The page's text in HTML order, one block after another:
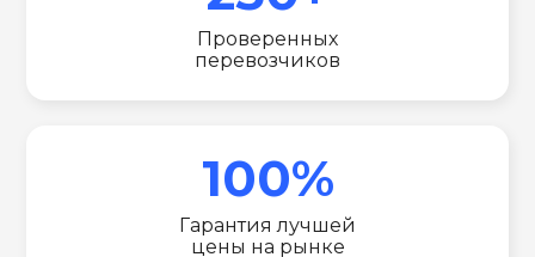
Проверенных
перевозчиков
100%
Гарантия лучшей
цены на рынке